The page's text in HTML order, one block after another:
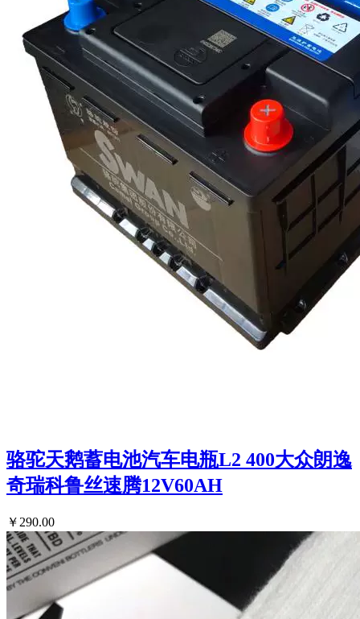
骆驼天鹅蓄电池汽车电瓶L2 400大众朗逸
奇瑞科鲁丝速腾12V60AH
￥290.00